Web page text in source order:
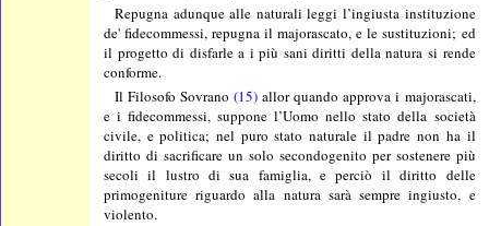
Repugna adunque alle naturali leggi l’ingiusta instituzione
de' fidecommessi, repugna il majorascato, e le sustituzioni; ed
il progetto di disfarle a i più sani diritti della natura si rende
conforme.
Il Filosofo Sovrano(15) allor quando approva i majorascati,
e i fidecommessi, suppone l’Uomo nello stato della società
civile, e politica; nel puro stato naturale il padre non ha il
diritto di sacrificare un solo secondogenito per sostenere più
secoli il lustro di sua famiglia, e perciò il diritto delle
primogeniture riguardo alla natura sarà sempre ingiusto, e
violento.